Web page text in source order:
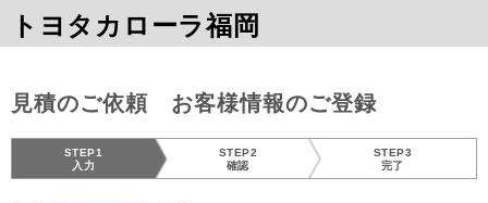
トヨタカローラ福岡
見積のご依頼 お客様情報のご登録
STEP1
入力
STEP2
確認
STEP3
完了